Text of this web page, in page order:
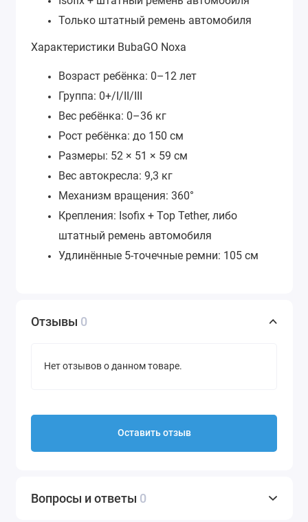
Только штатный ремень автомобиля
Характеристики BubaGO Noxa
Возраст ребёнка: 0–12 лет
Группа: 0+/I/II/III
Вес ребёнка: 0–36 кг
Рост ребёнка: до 150 см
Размеры: 52 × 51 × 59 см
Вес автокресла: 9,3 кг
Механизм вращения: 360°
Крепления: Isofix + Top Tether, либо
штатный ремень автомобиля
Удлинённые 5-точечные ремни: 105 см
Отзывы 0
Нет отзывов о данном товаре.
Оставить отзыв
Вопросы и ответы 0